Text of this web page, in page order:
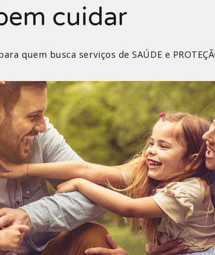
cuidar
quem busca serviços de SAÚDE e